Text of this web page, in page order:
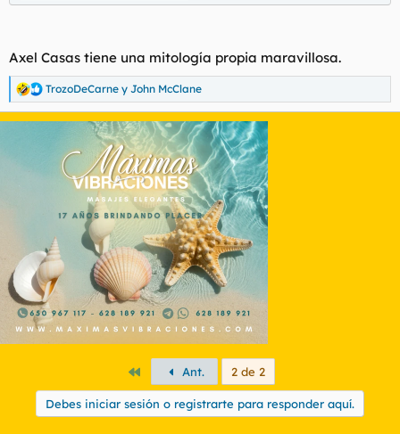
Axel Casas tiene una mitología propia maravillosa.
R
e
a
TrozoDeCarne y John McClane
PrimeroAnt. 2 de 2
Debes iniciar sesión o registrarte para responder aquí.